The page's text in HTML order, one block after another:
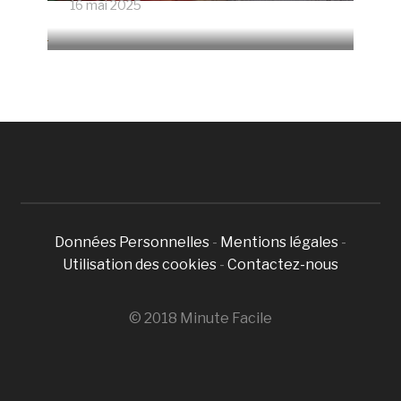
16 mai 2025
Données Personnelles - Mentions légales -
Utilisation des cookies - Contactez-nous
© 2018 Minute Facile